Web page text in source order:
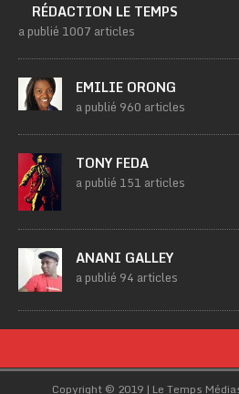
RÉDACTION LE TEMPS
a publié 1007 articles
EMILIE ORONG
a publié 960 articles
TONY FEDA
a publié 151 articles
ANANI GALLEY
a publié 94 articles
Copyright © 2019 | Le Temps